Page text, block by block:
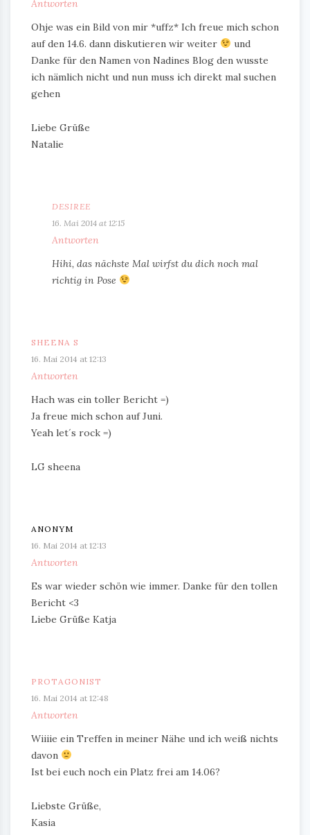
Antworten
Ohje was ein Bild von mir *uffz* Ich freue mich schon
auf den 14.6. dann diskutieren wir weiter
und
Danke für den Namen von Nadines Blog den wusste
ich nämlich nicht und nun muss ich direkt mal suchen
gehen
Liebe Grüße
Natalie
DESIREE
16. Mai 2014 at 12:15
Antworten
Hihi, das nächste Mal wirfst du dich noch mal
richtig in Pose
SHEENA S
16. Mai 2014 at 12:13
Antworten
Hach was ein toller Bericht =)
Ja freue mich schon auf Juni.
Yeah let´s rock =)
LG sheena
ANONYM
16. Mai 2014 at 12:13
Antworten
Es war wieder schön wie immer. Danke für den tollen
Bericht <3
Liebe Grüße Katja
PROTAGONIST
16. Mai 2014 at 12:48
Antworten
Wiiiie ein Treffen in meiner Nähe und ich weiß nichts
davon
Ist bei euch noch ein Platz frei am 14.06?
Liebste Grüße,
Kasia